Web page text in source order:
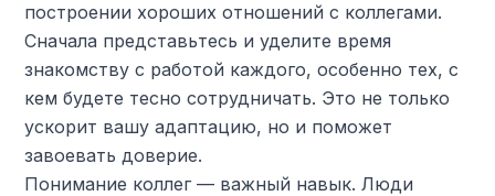
построении хороших отношений с коллегами.
Сначала представьтесь и уделите время
знакомству с работой каждого, особенно тех, с
кем будете тесно сотрудничать. Это не только
ускорит вашу адаптацию, но и поможет
завоевать доверие.
Понимание коллег — важный навык. Люди